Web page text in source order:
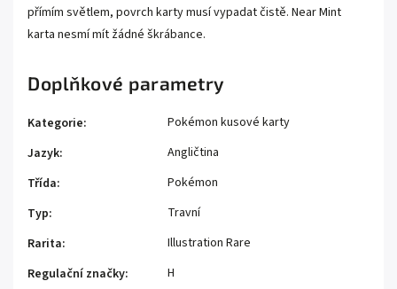
přímím světlem, povrch karty musí vypadat čistě. Near Mint
karta nesmí mít žádné škrábance.
Doplňkové parametry
Kategorie:
Pokémon kusové karty
Jazyk:
Angličtina
Třída:
Pokémon
Typ:
Travní
Rarita:
Illustration Rare
Regulační značky:
H